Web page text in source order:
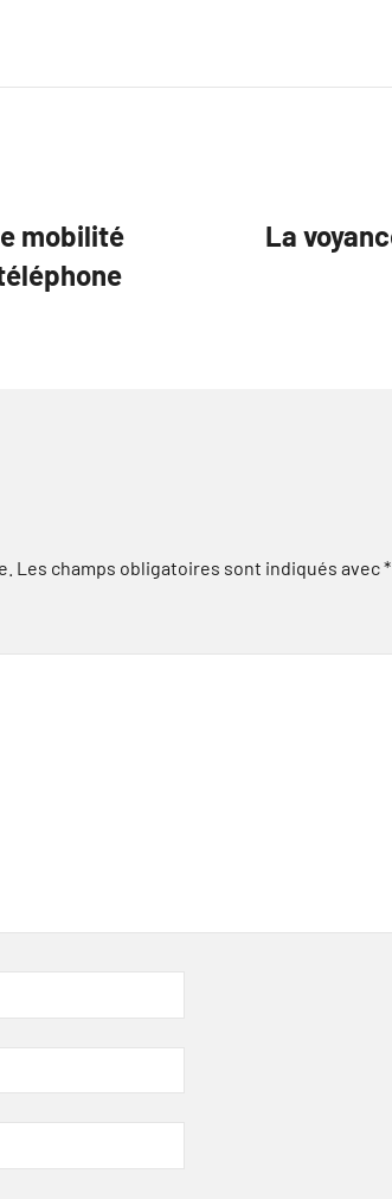
mobilité
La
Les champs obligatoires sont indiqués avec*